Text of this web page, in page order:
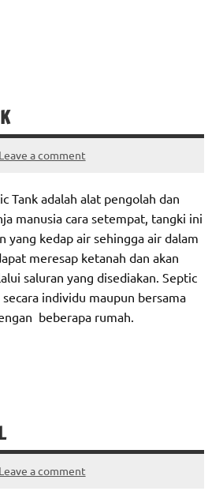
Leave a comment
Tank adalah alat pengolah dan
manusia cara setempat, tangki ini
yang kedap air sehingga air dalam
meresap ketanah dan akan
saluran yang disediakan. Septic
individu maupun bersama
beberapa rumah.
Leave a comment